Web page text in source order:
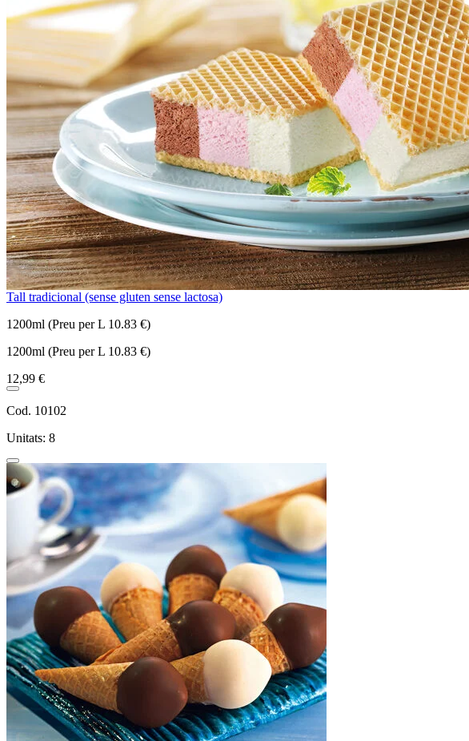
Tall tradicional (sense gluten sense lactosa)
1200ml (Preu per L 10.83 €)
1200ml (Preu per L 10.83 €)
12,99 €
Cod. 10102
Unitats: 8